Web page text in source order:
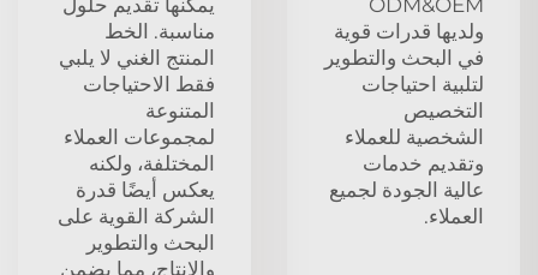
ولديها قدرات قوية
في البحث والتطوير
لتلبية احتياجات
التخصيص
الشخصية للعملاء
وتقديم خدمات
عالية الجودة لجميع
العملاء.
مناسبة. الخط
المنتج الغني لا يلبي
فقط الاحتياجات
المتنوعة
لمجموعات العملاء
المختلفة، ولكنه
يعكس أيضًا قدرة
الشركة القوية على
البحث والتطوير
والإنتاج، مما يضمن